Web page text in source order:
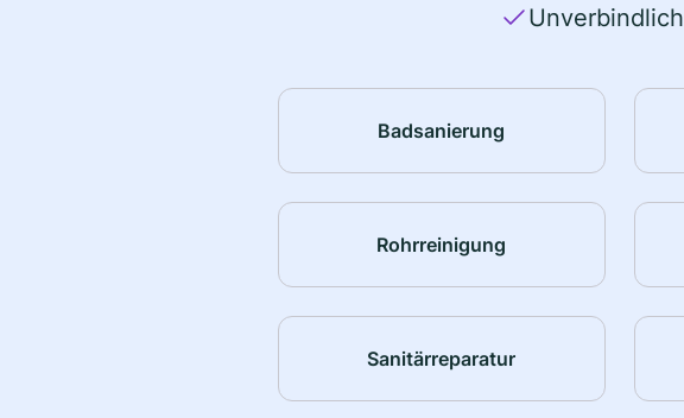
Unverbindlich
Badsanierung
Rohrreinigung
Sanitärreparatur